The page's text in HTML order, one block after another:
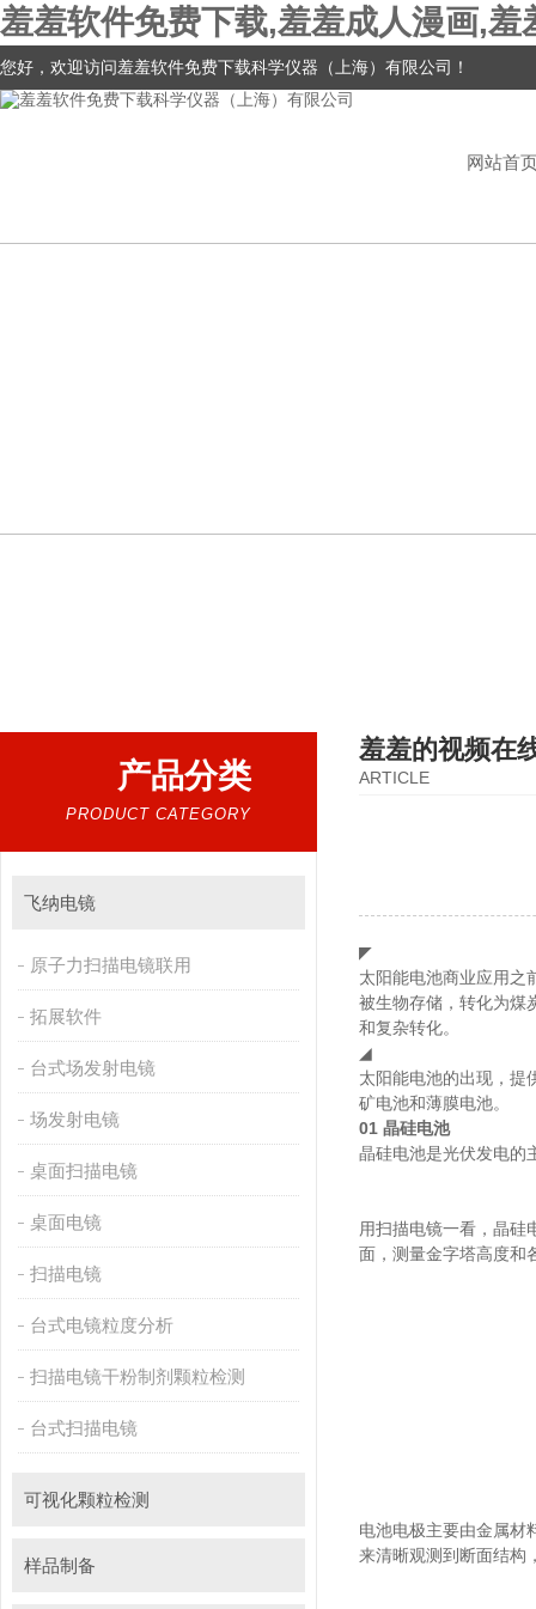
羞羞软件免费下载,羞羞成人漫画,
您好，欢迎访问羞羞软件免费下载科学仪器（上海）有限公司！
网站首
产品分类
PRODUCT CATEGORY
飞纳电镜
原子力扫描电镜联用
拓展软件
台式场发射电镜
场发射电镜
桌面扫描电镜
桌面电镜
扫描电镜
台式电镜粒度分析
扫描电镜干粉制剂颗粒检测
台式扫描电镜
可视化颗粒检测
样品制备
羞羞的视频在
ARTICLE
◤
太阳能电池商业应用之前
被生物存储，转化为煤
和复杂转化。
◢
太阳能电池的出现，
矿电池和薄膜电池。
01 晶硅电池
晶硅电池是光伏发电的主力
用扫描电镜一看，晶
面，测量金字塔高度和
电池电极主要由金属材料
来清晰观测到断面结构